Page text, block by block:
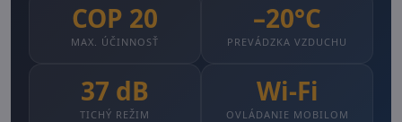
COP 20
MAX. ÚČINNOSŤ
–20°C
PREVÁDZKA VZDUCHU
37 dB
TICHÝ REŽIM
Wi-Fi
OVLÁDANIE MOBILOM